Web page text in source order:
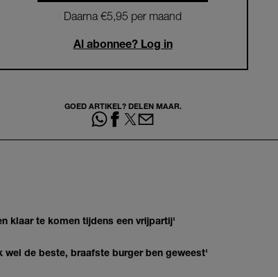
Daarna €5,95 per maand
Al abonnee? Log in
GOED ARTIKEL? DELEN MAAR.
klaar te komen tijdens een vrijpartij'
wel de beste, braafste burger ben geweest'